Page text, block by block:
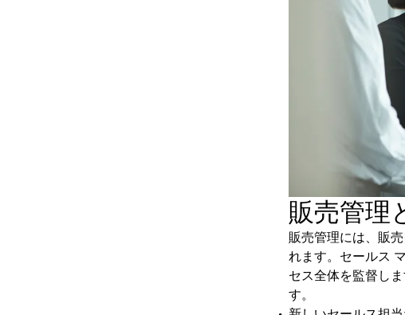
販売管理
販売管理には、販
れます。セールス
セス全体を監督し
す。